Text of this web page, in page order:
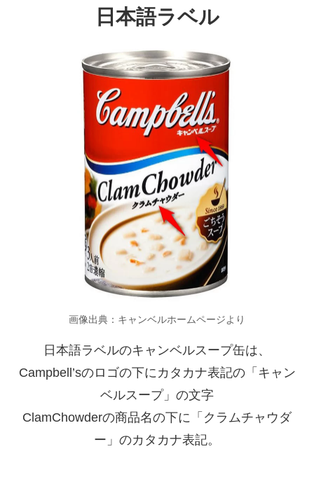
日本語ラベル
画像出典：キャンベルホームページより
日本語ラベルのキャンベルスープ缶は、
Campbell’sのロゴの下にカタカナ表記の「キャン
ベルスープ」の文字
ClamChowderの商品名の下に「クラムチャウダ
ー」のカタカナ表記。